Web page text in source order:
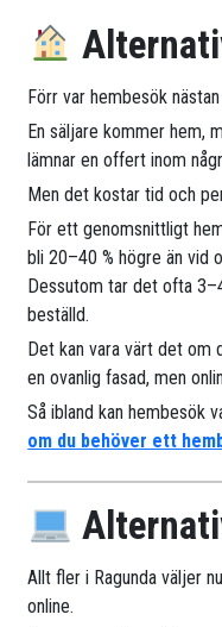
Förr var hembesök
En säljare kommer hem,
lämnar en offert inom
Men det kostar tid och
För ett genomsnittligt
bli 20–40 % högre än vid
Dessutom tar det ofta
beställd.
Det kan vara värt det om
en ovanlig fasad, men
Så ibland kan hembesök
om du behöver ett
Allt fler i Ragunda väljer
online.